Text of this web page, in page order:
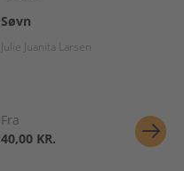
Søvn
Julie Juanita Larsen
Fra
40,00 KR.